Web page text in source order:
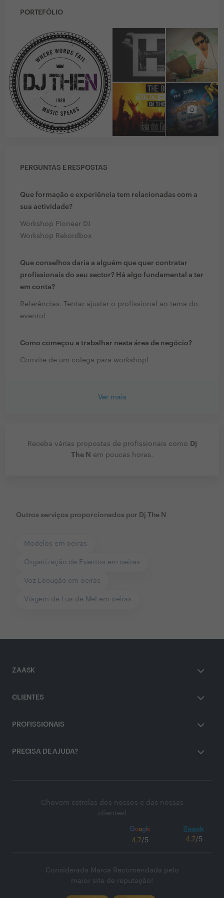
PORTEFÓLIO
PERGUNTAS E RESPOSTAS
Que formação e experiência tem relacionadas com a
sua actividade?
Workshop Pioneer DJ
Workshop Rekordbox
Que conselhos daria a alguém que quer contratar
profissionais do seu sector? Há algo fundamental a ter
em conta?
Referências. Tentar ajustar o profissional ao tema do
evento!
Como começou a trabalhar nesta área de negócio?
Convite de um colega para workshop!
Ver mais
Receba várias propostas de profissionais como Dj
The N em poucas horas.
Outros serviços proporcionados por Dj The N
Modelos em oeiras
Organização de Eventos em oeiras
Voz Locução em oeiras
Viagem de Lua de Mel em oeiras
ZAASK
CLIENTES
PROFISSIONAIS
PRECISA DE AJUDA?
Chovem estrelas dos nossos e das nossas
clientes!
4.7/5 4.7/5
Considerada Marca Recomendada pelo
maior site de reputação!